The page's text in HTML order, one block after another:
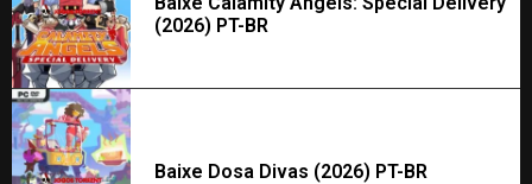
(2026) PT-BR
Baixe Dosa Divas (2026) PT-BR